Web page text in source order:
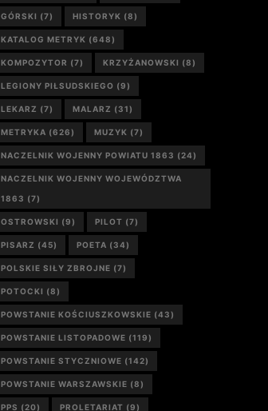
GÓRSKI (7) HISTORYK (8)
KATALOG METRYK (648)
KOMPOZYTOR (7) KRZYŻANOWSKI (8)
LEGIONY PIŁSUDSKIEGO (9)
LEKARZ (7) MALARZ (31)
METRYKA (626) MUZYK (7)
NACZELNIK WOJENNY POWIATU 1863 (24)
NACZELNIK WOJENNY WOJEWÓDZTWA
1863 (7)
OSTROWSKI (9) PILOT (7)
PISARZ (45) POETA (34)
POLSKIE SIŁY ZBROJNE (7)
POTOCKI (8)
POWSTANIE KOŚCIUSZKOWSKIE (43)
POWSTANIE LISTOPADOWE (119)
POWSTANIE STYCZNIOWE (142)
POWSTANIE WARSZAWSKIE (8)
PPS (20) PROLETARIAT (9)